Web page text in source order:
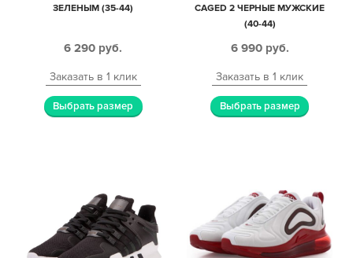
ЗЕЛЕНЫМ (35-44)
6 290 руб.
Заказать в 1 клик
Выбрать размер
CAGED 2 ЧЕРНЫЕ МУЖСКИЕ
(40-44)
6 990 руб.
Заказать в 1 клик
Выбрать размер